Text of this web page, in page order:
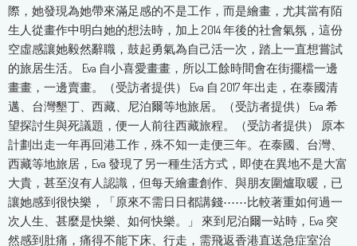
際，她發現為她帶來滿足感的不是工作，而是繪畫，尤其當有陌
生人從畫作中明白她的想法時，加上 2014 年後的社會氣氛，這份
空虛感讓她毅然辭職，鼓起勇氣為自己活一次，踏上一直想嘗試
的旅居生活。 Eva 自小喜愛畫畫，所以工餘時間會在街擺檔一邊
畫畫，一邊賣畫。（受訪者提供） Eva 自 2017 年出走，在泰國清
邁、台灣墾丁、西藏、尼泊爾等地旅居。（受訪者提供） Eva 希
望探討生與死議題，便一人前往西藏旅程。（受訪者提供） 原本
計劃出走一年再回港工作，殊不知一走便三年。在泰國、台灣、
西藏等地旅居，Eva 發現了另一種生活方式，即使在異地不是大富
大貴，甚至沒有人認識，但每天繪畫創作、與朋友圍爐取暖，已
讓她感到很快樂，「原來不需日日都講錢⋯⋯比較著重如何過一
次人生、甚麼是快樂、如何快樂。」 來到尼泊爾一站時，Eva 突
然感到肚痛，痛得不能下床、行走，需飛返香港直送急症室治